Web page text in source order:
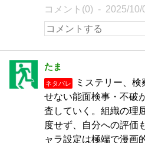
コメント(0) 2025/10/
たま
ネタバレ
ミステリー、
せない能面検事・不破
査していく。組織の理
度せず、自分への評価
ャラ設定は極端で漫画